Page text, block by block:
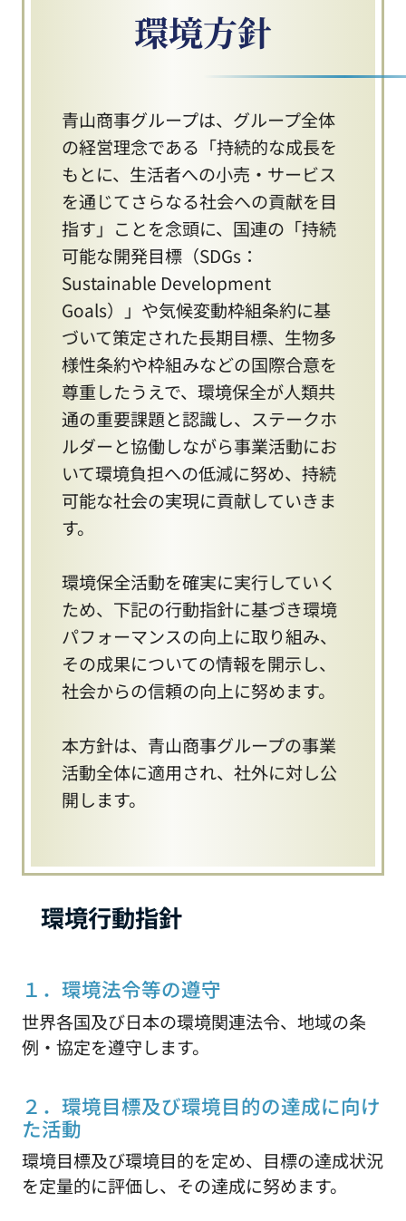
環境方針
青山商事グループは、グループ全体
の経営理念である「持続的な成長を
もとに、生活者への小売・サービス
を通じてさらなる社会への貢献を目
指す」ことを念頭に、国連の「持続
可能な開発目標（SDGs：
Sustainable Development
Goals）」や気候変動枠組条約に基
づいて策定された長期目標、生物多
様性条約や枠組みなどの国際合意を
尊重したうえで、環境保全が人類共
通の重要課題と認識し、ステークホ
ルダーと協働しながら事業活動にお
いて環境負担への低減に努め、持続
可能な社会の実現に貢献していきま
す。
環境保全活動を確実に実行していく
ため、下記の行動指針に基づき環境
パフォーマンスの向上に取り組み、
その成果についての情報を開示し、
社会からの信頼の向上に努めます。
本方針は、青山商事グループの事業
活動全体に適用され、社外に対し公
開します。
環境行動指針
１．環境法令等の遵守
世界各国及び日本の環境関連法令、地域の条
例・協定を遵守します。
２．環境目標及び環境目的の達成に向け
た活動
環境目標及び環境目的を定め、目標の達成状況
を定量的に評価し、その達成に努めます。